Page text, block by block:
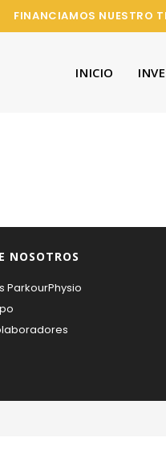
FINANCIAMOS NUESTRO
INICIO
NOSOTROS
ParkourPhysio